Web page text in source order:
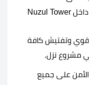
استفسارات الزوار والترحيب بهم داخل Nuzul Tower
قوي وتفتيش كافة
مشروع نزل.
على جميع